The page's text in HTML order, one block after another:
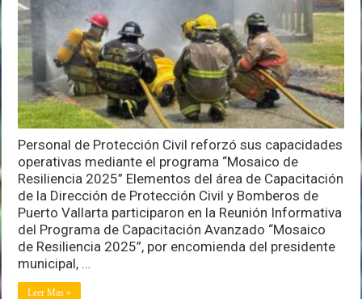
refuerza
su
resiliencia
en
atención
de
emergencias
Personal de Protección Civil reforzó sus capacidades
operativas mediante el programa “Mosaico de
Resiliencia 2025” Elementos del área de Capacitación
de la Dirección de Protección Civil y Bomberos de
Puerto Vallarta participaron en la Reunión Informativa
del Programa de Capacitación Avanzado “Mosaico
de Resiliencia 2025”, por encomienda del presidente
municipal, …
Leer Mas »